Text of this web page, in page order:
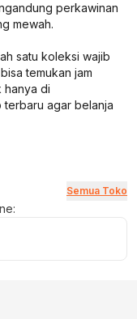
perkawinan
mewah.
satu koleksi wajib
temukan jam
hanya di
terbaru agar belanja
Semua Toko